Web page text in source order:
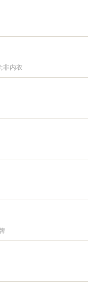
非内衣